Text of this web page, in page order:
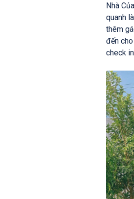
Nhà
quanh
thêm
đến
check